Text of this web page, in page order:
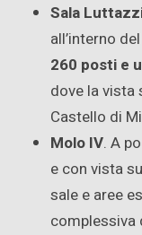
Sala
all’interno
260 posti e
dove la vista
Castello di
Molo IV. A
e con vista
sale e aree
complessiva